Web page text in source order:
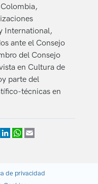
International,
ante el Consejo
del Consejo
en Cultura de
parte del
técnicas en
X LinkedInWhatsApp
de privacidad